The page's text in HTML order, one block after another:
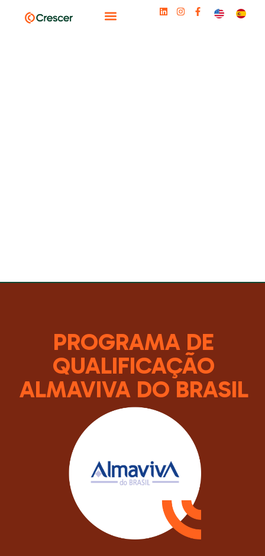
PROGRAMA DE
QUALIFICAÇÃO
ALMAVIVA DO BRASIL